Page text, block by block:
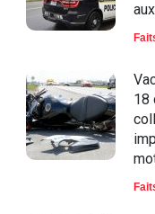
18